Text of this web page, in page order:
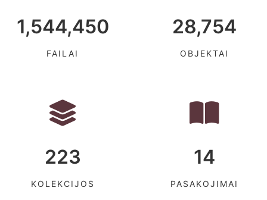
1,544,450
FAILAI
28,754
OBJEKTAI
223
KOLEKCIJOS
14
PASAKOJIMAI